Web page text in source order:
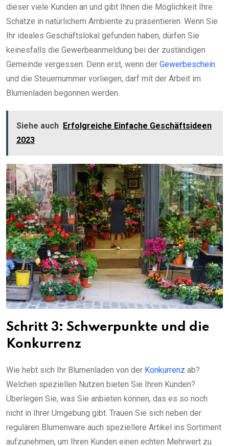
dieser viele Kunden an und gibt Ihnen die Möglichkeit Ihre
Schätze in natürlichem Ambiente zu präsentieren. Wenn Sie
Ihr ideales Geschäftslokal gefunden haben, dürfen Sie
keinesfalls die Gewerbeanmeldung bei der zuständigen
Gemeinde vergessen. Denn erst, wenn der Gewerbeschein
und die Steuernummer vorliegen, darf mit der Arbeit im
Blumenladen begonnen werden.
Siehe auch Erfolgreiche Einfache Geschäftsideen
2023
Schritt 3: Schwerpunkte und die
Konkurrenz
Wie hebt sich Ihr Blumenladen von der Konkurrenz ab?
Welchen speziellen Nutzen bieten Sie Ihren Kunden?
Überlegen Sie, was Sie anbieten können, das es so noch
nicht in Ihrer Umgebung gibt. Trauen Sie sich neben der
regulären Blumenware auch speziellere Artikel ins Sortiment
aufzunehmen, um Ihren Kunden einen echten Mehrwert zu